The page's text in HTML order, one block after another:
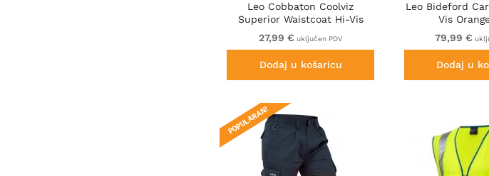
Leo Cobbaton Coolviz
Superior Waistcoat Hi-Vis
Orange
27,99 € uključen PDV
Dodaj u košaricu
Leo Bideford
Vis
79,99 €
Dodaj u
POPULARAN!